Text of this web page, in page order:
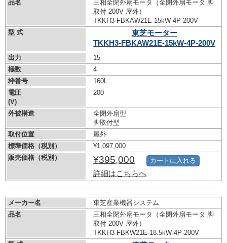
品名
三相全閉外扇モータ（全閉外扇モータ 脚
取付 200V 屋外）
TKKH3-FBKAW21E-15kW-4P-200V
型 式
東芝モーター
TKKH3-FBKAW21E-15kW-4P-200V
出力
15
極数
4
枠番号
160L
電圧
(V)
200
外被構造
全閉外扇型
脚取付型
取付位置
屋外
標準価格（税別）
¥1,097,000
販売価格（税別）
¥395,000
詳細はこちらへ
カートに入れる
メーカー名
東芝産業機器システム
品名
三相全閉外扇モータ（全閉外扇モータ 脚
取付 200V 屋外）
TKKH3-FBKW21E-18.5kW-4P-200V